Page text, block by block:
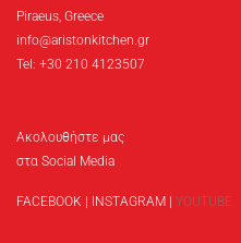
Piraeus, Greece
info@aristonkitchen.gr
Tel: +30 210 4123507
Ακολουθήστε μας
στα Social Media
FACEBOOK INSTAGRAM YOUTUBE